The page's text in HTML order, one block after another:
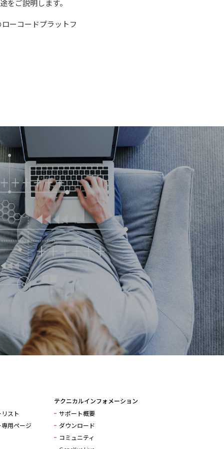
をご説明します。
ーコードプラットフ
スト
用ページ
テクニカルインフォメーション
サポート概要
ダウンロード
コミュニティ